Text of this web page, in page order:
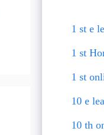
1 st e
1 st
1 st
10 e
10 th